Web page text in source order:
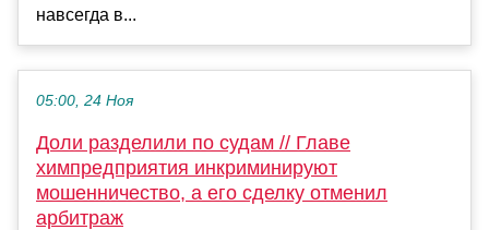
навсегда в...
05:00, 24 Ноя
Доли разделили по судам // Главе
химпредприятия инкриминируют
мошенничество, а его сделку отменил
арбитраж